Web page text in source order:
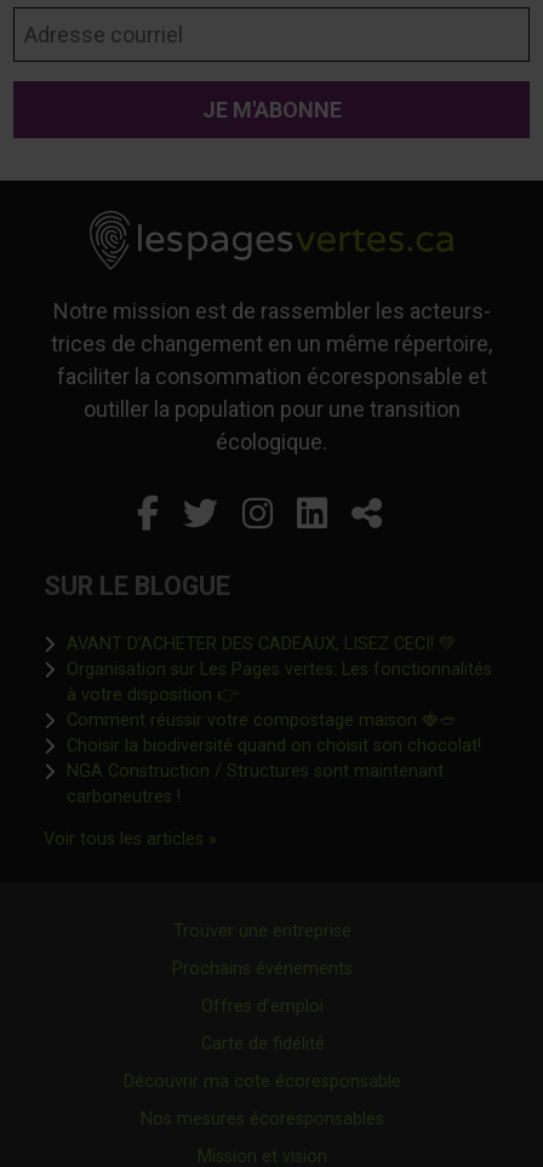
Notre mission est de rassembler les acteurs-
trices de changement en un même répertoire,
faciliter la consommation écoresponsable et
outiller la population pour une transition
écologique.
Facebook
Ce lien s'ouvrira dans
Twitter
Ce lien s'ouvrira
Instagram
Ce lien s'ouvrira
LinkedIn
Ce lien
Partager
SUR LE BLOGUE
AVANT D’ACHETER DES CADEAUX, LISEZ CECI! 💚
Organisation sur Les Pages vertes: Les fonctionnalités
à votre disposition 👉Ce lien s'ouvrira dans une nouvelle
Comment réussir votre compostage maison 🍓🥙
Choisir la biodiversité quand on choisit son chocolat!Ce lien
NGA Construction / Structures sont maintenant
carboneutres !Ce lien s'ouvrira dans une nouvelle fenêtre"
Voir tous les articles »Ce lien s'ouvrira dans une nouvelle
Trouver une entreprise
Prochains événements
Offres d’emploi
Carte de fidélité
Découvrir ma cote écoresponsable
Nos mesures écoresponsables
Mission et vision